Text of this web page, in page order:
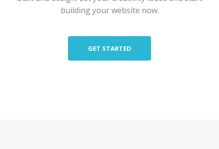
building your website now.
GET STARTED